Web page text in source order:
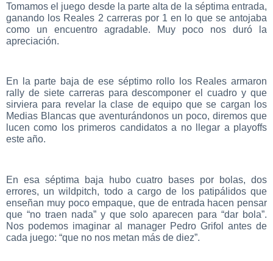
Tomamos el juego desde la parte alta de la séptima entrada,
ganando los Reales 2 carreras por 1 en lo que se antojaba
como un encuentro agradable. Muy poco nos duró la
apreciación.
En la parte baja de ese séptimo rollo los Reales armaron
rally de siete carreras para descomponer el cuadro y que
sirviera para revelar la clase de equipo que se cargan los
Medias Blancas que aventurándonos un poco, diremos que
lucen como los primeros candidatos a no llegar a playoffs
este año.
En esa séptima baja hubo cuatro bases por bolas, dos
errores, un wildpitch, todo a cargo de los patipálidos que
enseñan muy poco empaque, que de entrada hacen pensar
que “no traen nada” y que solo aparecen para “dar bola”.
Nos podemos imaginar al manager Pedro Grifol antes de
cada juego: “que no nos metan más de diez”.